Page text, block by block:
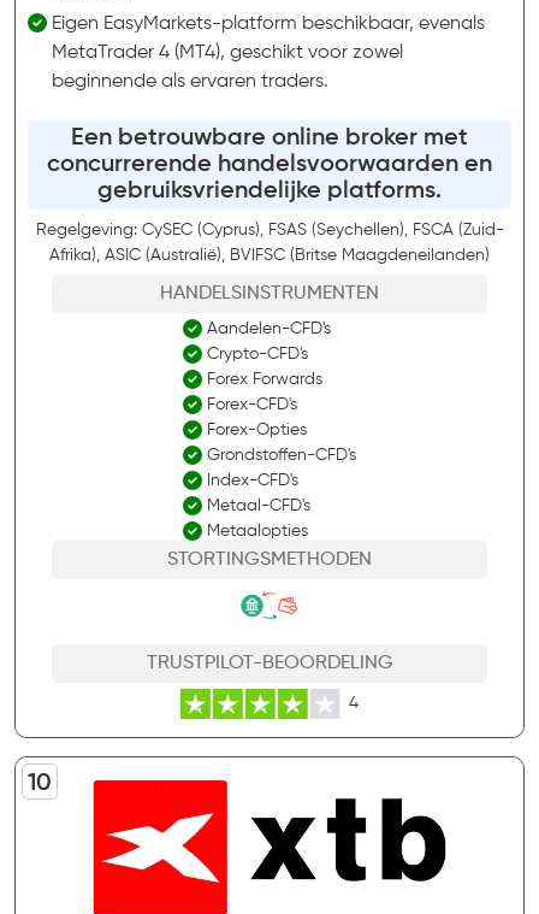
Eigen EasyMarkets-platform beschikbaar, evenals
MetaTrader 4 (MT4), geschikt voor zowel
beginnende als ervaren traders.
Een betrouwbare online broker met
concurrerende handelsvoorwaarden en
gebruiksvriendelijke platforms.
Regelgeving: CySEC (Cyprus), FSAS (Seychellen), FSCA (Zuid-
Afrika), ASIC (Australië), BVIFSC (Britse Maagdeneilanden)
HANDELSINSTRUMENTEN
Aandelen-CFD's
Crypto-CFD's
Forex Forwards
Forex-CFD's
Forex-Opties
Grondstoffen-CFD's
Index-CFD's
Metaal-CFD's
Metaalopties
STORTINGSMETHODEN
TRUSTPILOT-BEOORDELING
4